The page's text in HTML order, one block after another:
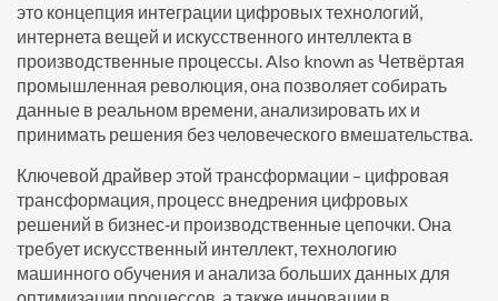
это концепция интеграции цифровых технологий,
интернета вещей и искусственного интеллекта в
производственные процессы. Also known as Четвёртая
промышленная революция, она позволяет собирать
данные в реальном времени, анализировать их и
принимать решения без человеческого вмешательства.
Ключевой драйвер этой трансформации – цифровая
трансформация, процесс внедрения цифровых
решений в бизнес‑и производственные цепочки. Она
требует искусственный интеллект,технологию
машинного обучения и анализа больших данных для